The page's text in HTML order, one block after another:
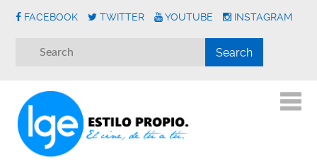
FACEBOOK TWITTER YOUTUBE INSTAGRAM